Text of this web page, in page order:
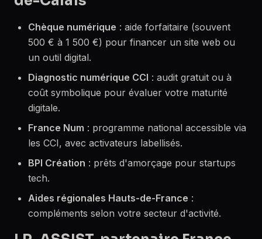
Chèque numérique : aide forfaitaire (souvent
500 € à 1 500 €) pour financer un site web ou
un outil digital.
Diagnostic numérique CCI : audit gratuit ou à
coût symbolique pour évaluer votre maturité
digitale.
France Num : programme national accessible via
les CCI, avec activateurs labellisés.
BPI Création : prêts d'amorçage pour startups
tech.
Aides régionales Hauts-de-France :
compléments selon votre secteur d'activité.